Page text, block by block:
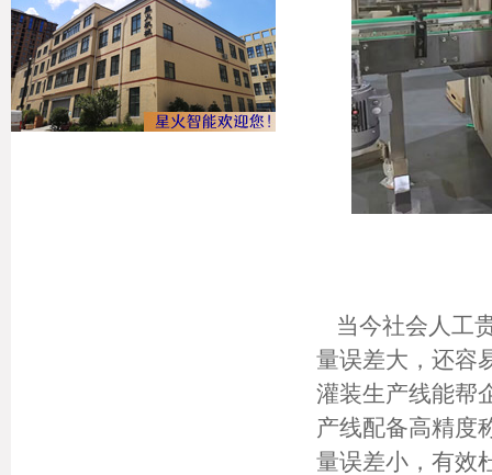
当今社会人工
量误差大，还容
灌装生产线能帮
产线配备高精度
量误差小，有效